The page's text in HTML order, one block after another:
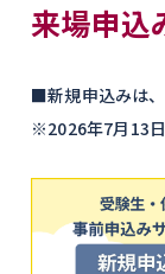
来場申込
■新規申込みは、
※2026年7月13